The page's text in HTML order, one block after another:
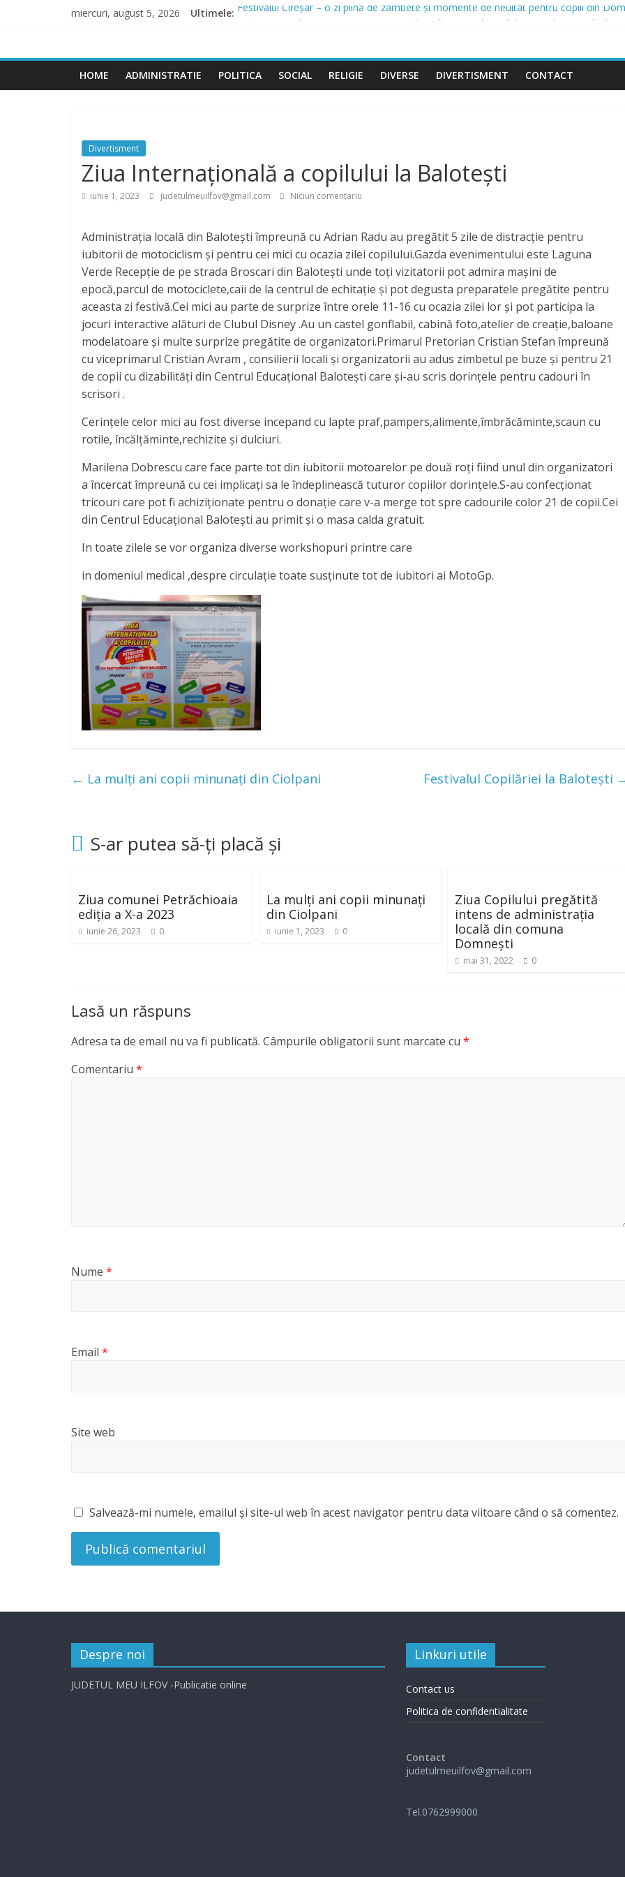
miercuri, august 5, 2026 Ultimele: Festivalul Cireșar – o zi plină de zâmbete și momente de neuitat pentru copiii din
Comunicat finalizare proiect – Amenajare piste biciclete Domnești, Județul Ilfov
Domnești continuă investițiile în iluminatul public: un nou proiect de peste 2,16
Judetul
Meu
Ilfov
HOME ADMINISTRATIE POLITICA SOCIAL RELIGIE DIVERSE DIVERTISMENT CONTACT
Divertisment
Ziua Internațională a copilului la Balotești
iunie 1, 2023 judetulmeuilfov@gmail.com Niciun comentariu
Administrația locală din Balotești împreună cu Adrian Radu au pregătit 5 zile de distracție pentru
iubitorii de motociclism și pentru cei mici cu ocazia zilei copilului.Gazda evenimentului este Laguna
Verde Recepție de pe strada Broscari din Balotești unde toți vizitatorii pot admira mașini de
epocă,parcul de motociclete,caii de la centrul de echitație și pot degusta preparatele pregătite pentru
aceasta zi festivă.Cei mici au parte de surprize între orele 11-16 cu ocazia zilei lor și pot participa la
jocuri interactive alături de Clubul Disney .Au un castel gonflabil, cabină foto,atelier de creație,baloane
modelatoare și multe surprize pregătite de organizatori.Primarul Pretorian Cristian Stefan împreună
cu viceprimarul Cristian Avram , consilierii locali și organizatorii au adus zimbetul pe buze și pentru 21
de copii cu dizabilități din Centrul Educațional Balotești care și-au scris dorințele pentru cadouri în
scrisori .
Cerințele celor mici au fost diverse incepand cu lapte praf,pampers,alimente,îmbrăcăminte,scaun cu
rotile, încălțăminte,rechizite și dulciuri.
Marilena Dobrescu care face parte tot din iubitorii motoarelor pe două roți fiind unul din organizatori
a încercat împreună cu cei implicați sa le îndeplinească tuturor copiilor dorințele.S-au confecționat
tricouri care pot fi achiziționate pentru o donație care v-a merge tot spre cadourile color 21 de copii.Cei
din Centrul Educațional Balotești au primit și o masa calda gratuit.
In toate zilele se vor organiza diverse workshopuri printre care
in domeniul medical ,despre circulație toate susținute tot de iubitori ai MotoGp.
← La mulți ani copii minunați din Ciolpani Festivalul Copilăriei la Balotești
S-ar putea să-ți placă și
Ziua comunei Petrăchioaia
ediția a X-a 2023
iunie 26, 2023 0
La mulți ani copii minunați
din Ciolpani
iunie 1, 2023 0
Ziua Copilului pregătită
intens de administrația
locală din comuna
Domnești
mai 31, 2022 0
Lasă un răspuns
Adresa ta de email nu va fi publicată. Câmpurile obligatorii sunt marcate cu *
Comentariu *
Nume *
Email *
Site web
Salvează-mi numele, emailul și site-ul web în acest navigator pentru data viitoare când o să comentez.
Despre noi
JUDETUL MEU ILFOV -Publicatie online
Linkuri utile
Contact us
Politica de confidentialitate
Contact
judetulmeuilfov@gmail.com
Tel.0762999000